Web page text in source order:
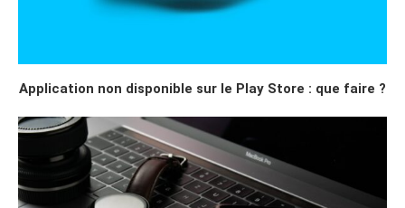
Application non disponible sur le Play Store : que faire ?